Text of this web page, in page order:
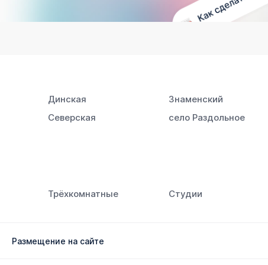
Динская Знаменский
Северская село Раздольное
Трёхкомнатные Студии
Размещение на сайте